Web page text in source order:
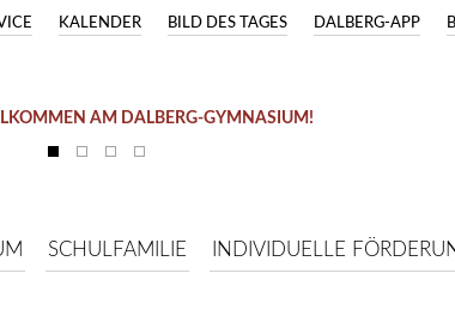
DALBERG-APP
BILD DES TAGES
KALENDER
AM DALBERG-GYMNASIUM!
SCHULFAMILIE INDIVIDUELLE